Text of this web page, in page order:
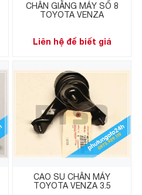
CHÂN GIẰNG MÁY SỐ 8
TOYOTA VENZA
Liên hệ để biết giá
CAO SU CHÂN MÁY
TOYOTA VENZA 3.5